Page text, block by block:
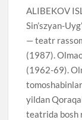
ALIBEKOV
Sin’szyan-
— teatr
(1987).
(1962-69).
yildan
teatrida bosh